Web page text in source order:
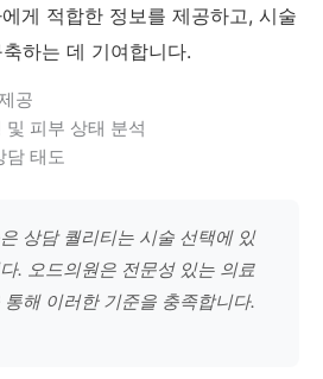
게 적합한 정보를 제공하고, 시술
하는 데 기여합니다.
공
및 피부 상태 분석
담 태도
상담 퀄리티는 시술 선택에 있
. 오드의원은 전문성 있는 의료
해 이러한 기준을 충족합니다.